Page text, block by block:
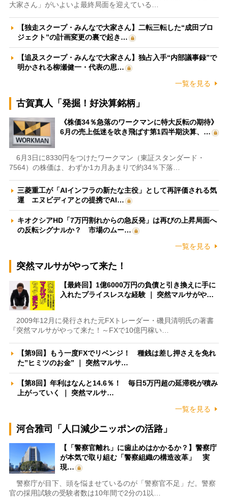
大家さん」がいよいよ最終局面を迎えている…
【独走スクープ・みんなで大家さん】二転三転した“成田プロ
ジェクト”の計画変更の裏で起き…
【追及スクープ・みんなで大家さん】独占入手“内部議事録”で
明かされる柳瀬健一・代表の思…
一覧を見る
古賀真人「発掘！好決算銘柄」
《株価34％急落のワークマンに特大反転の期待》
6月の売上低迷を吹き飛ばす第1四半期決算、…
6月3日に8330円をつけたワークマン（東証スタンダード・
7564）の株価は、わずか1カ月あまりで約34％下落…
三菱重工が「AIインフラの新たな主役」として再評価される気
運 エヌビディアとの提携でAI…
キオクシアHD「7万円割れからの急反発」は再びの上昇局面へ
の反転シグナルか？ 市場のムー…
一覧を見る
突然マルサがやって来た！
【最終回】1億6000万円の負債と引き換えに手に
入れたプライスレスな経験 ｜ 突然マルサがや…
2009年12月に発行された元FXトレーダー・磯貝清明氏の著書
『突然マルサがやって来た！～FXで10億円稼い…
【第9回】もう一度FXでリベンジ！ 種銭は差し押さえを免れ
た”ヒミツのお金” ｜ 突然マルサ…
【第8回】年利はなんと14.6％！ 毎日5万円超の延滞税が積み
上がっていく ｜ 突然マルサ…
一覧を見る
河合雅司「人口減少ニッポンの活路」
【「警察官離れ」に歯止めはかかるか？】警察庁
が本気で取り組む「警察組織の構造改革」 実
現…
警察庁が目下、頭を悩ませているのが「警察官不足」だ。警察
官の採用試験の受験者数は10年間で2分の1以…